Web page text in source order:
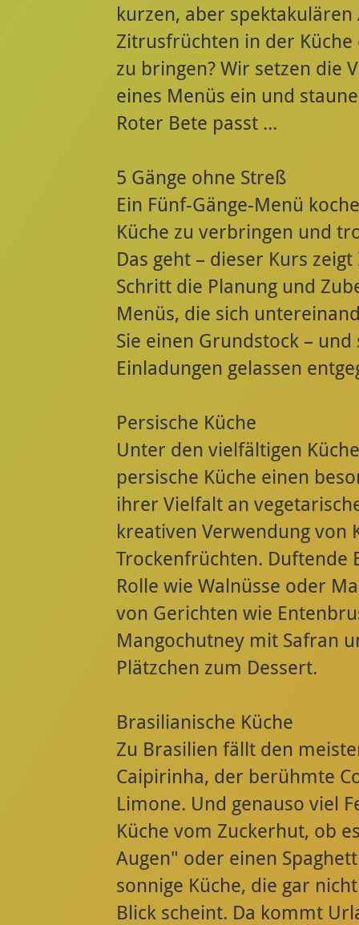
kurzen, aber
Zitrusfrüchten in der Küche
zu bringen? Wir setzen die
eines Menüs ein und
Roter Bete passt ...
5 Gänge ohne Streß
Ein Fünf-Gänge-Menü
Küche zu verbringen und
Das geht – dieser Kurs
Schritt die Planung und
Menüs, die sich
Sie einen Grundstock –
Einladungen gelassen
Persische Küche
Unter den vielfältigen
persische Küche einen
ihrer Vielfalt an
kreativen Verwendung von
Trockenfrüchten. Duftende
Rolle wie Walnüsse oder
von Gerichten wie
Mangochutney mit Safran
Plätzchen zum Dessert.
Brasilianische Küche
Zu Brasilien fällt den
Caipirinha, der berühmte
Limone. Und genauso viel
Küche vom Zuckerhut, ob
Augen" oder einen
sonnige Küche, die gar
Blick scheint. Da kommt